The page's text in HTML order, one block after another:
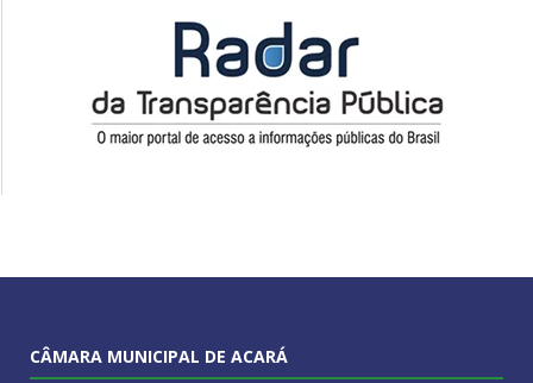
CÂMARA MUNICIPAL DE ACARÁ